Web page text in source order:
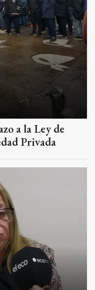
a la Ley de
Privada